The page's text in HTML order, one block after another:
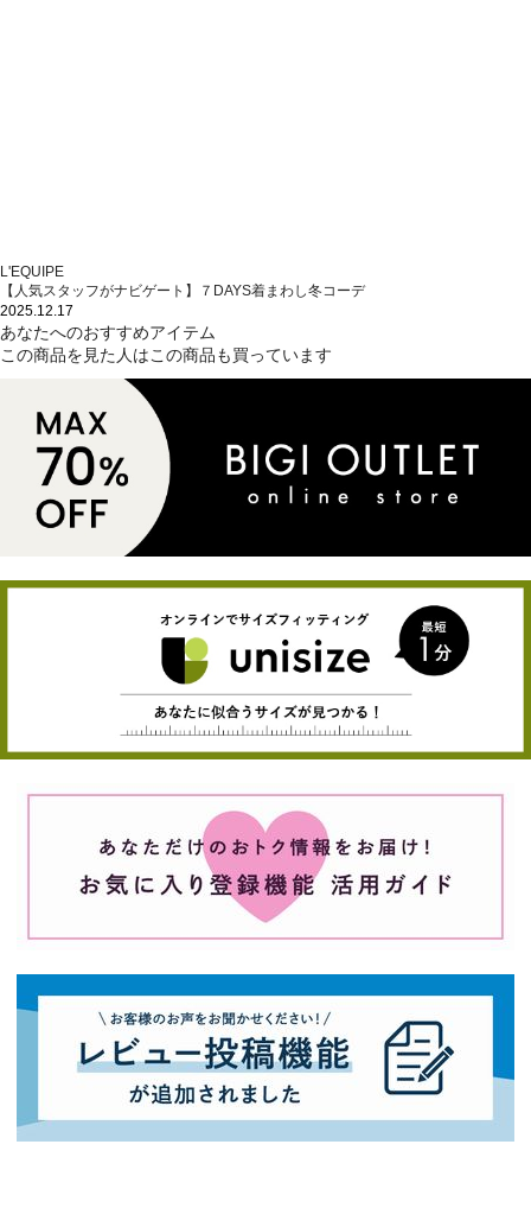
L'EQUIPE
【人気スタッフがナビゲート】７DAYS着まわし冬コーデ
2025.12.17
あなたへのおすすめアイテム
この商品を見た人はこの商品も買っています